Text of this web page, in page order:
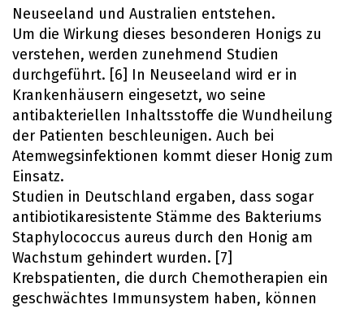
Neuseeland und Australien entstehen.
Um die Wirkung dieses besonderen Honigs zu
verstehen, werden zunehmend Studien
durchgeführt. [6] In Neuseeland wird er in
Krankenhäusern eingesetzt, wo seine
antibakteriellen Inhaltsstoffe die Wundheilung
der Patienten beschleunigen. Auch bei
Atemwegsinfektionen kommt dieser Honig zum
Einsatz.
Studien in Deutschland ergaben, dass sogar
antibiotikaresistente Stämme des Bakteriums
Staphylococcus aureus durch den Honig am
Wachstum gehindert wurden. [7]
Krebspatienten, die durch Chemotherapien ein
geschwächtes Immunsystem haben, können